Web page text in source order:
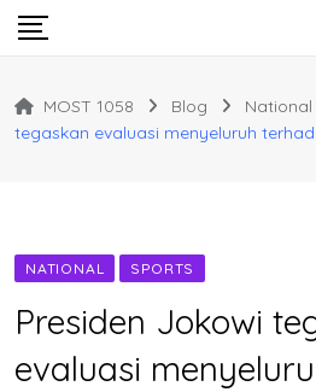
Skip
MOST 1058 Blog National
tegaskan evaluasi menyeluruh
NATIONAL SPORTS
Presiden Jokowi
evaluasi